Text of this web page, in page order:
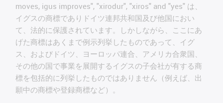
moves, igus improves", "xirodur", "xiros" and "yes" は、
イグスの商標でありドイツ連邦共和国及び他国におい
て、法的に保護されています。しかしながら、ここにあ
げた商標はあくまで例示列挙したものであって、イグ
ス、およびドイツ、ヨーロッパ連合、アメリカ合衆国、
その他の国で事業を展開するイグスの子会社が有する商
標を包括的に列挙したものではありません（例えば、出
願中の商標や登録商標など）。